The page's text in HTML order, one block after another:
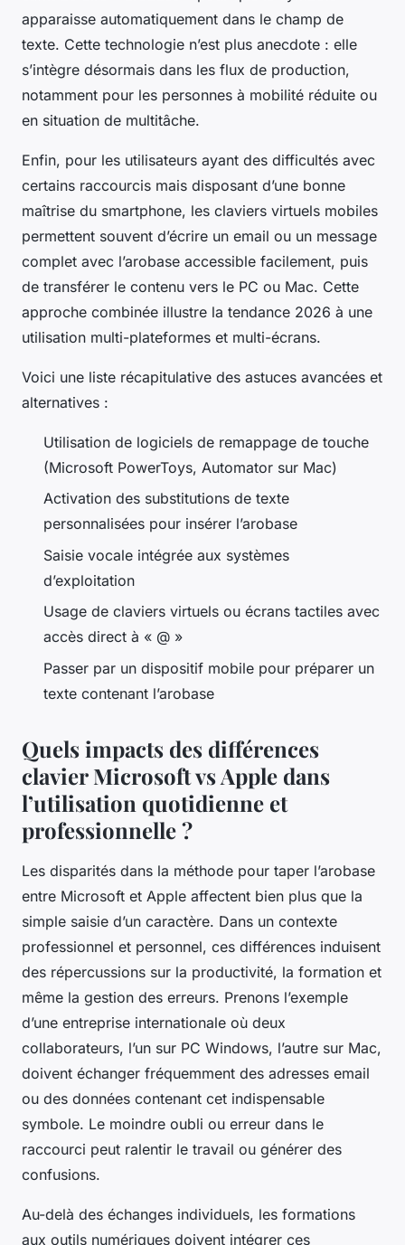
apparaisse automatiquement dans le champ de
texte. Cette technologie n’est plus anecdote : elle
s’intègre désormais dans les flux de production,
notamment pour les personnes à mobilité réduite ou
en situation de multitâche.
Enfin, pour les utilisateurs ayant des difficultés avec
certains raccourcis mais disposant d’une bonne
maîtrise du smartphone, les claviers virtuels mobiles
permettent souvent d’écrire un email ou un message
complet avec l’arobase accessible facilement, puis
de transférer le contenu vers le PC ou Mac. Cette
approche combinée illustre la tendance 2026 à une
utilisation multi-plateformes et multi-écrans.
Voici une liste récapitulative des astuces avancées et
alternatives :
Utilisation de logiciels de remappage de touche
(Microsoft PowerToys, Automator sur Mac)
Activation des substitutions de texte
personnalisées pour insérer l’arobase
Saisie vocale intégrée aux systèmes
d’exploitation
Usage de claviers virtuels ou écrans tactiles avec
accès direct à « @ »
Passer par un dispositif mobile pour préparer un
texte contenant l’arobase
Quels impacts des différences
clavier Microsoft vs Apple dans
l’utilisation quotidienne et
professionnelle ?
Les disparités dans la méthode pour taper l’arobase
entre Microsoft et Apple affectent bien plus que la
simple saisie d’un caractère. Dans un contexte
professionnel et personnel, ces différences induisent
des répercussions sur la productivité, la formation et
même la gestion des erreurs. Prenons l’exemple
d’une entreprise internationale où deux
collaborateurs, l’un sur PC Windows, l’autre sur Mac,
doivent échanger fréquemment des adresses email
ou des données contenant cet indispensable
symbole. Le moindre oubli ou erreur dans le
raccourci peut ralentir le travail ou générer des
confusions.
Au-delà des échanges individuels, les formations
aux outils numériques doivent intégrer ces